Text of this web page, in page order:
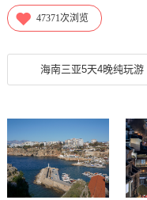
47371次浏览
海南三亚5天4晚纯玩游